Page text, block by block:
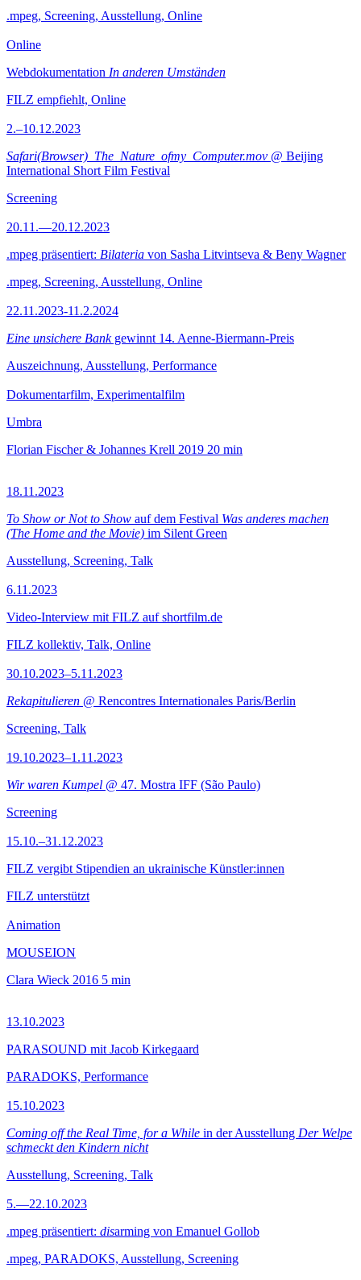
.mpeg, Screening, Ausstellung, Online
Online
Webdokumentation In anderen Umständen
FILZ empfiehlt, Online
2.–10.12.2023
Safari(Browser)_The_Nature_ofmy_Computer.mov @ Beijing
International Short Film Festival
Screening
20.11.—20.12.2023
.mpeg präsentiert: Bilateria von Sasha Litvintseva & Beny Wagner
.mpeg, Screening, Ausstellung, Online
22.11.2023-11.2.2024
Eine unsichere Bankgewinnt 14. Aenne-Biermann-Preis
Auszeichnung, Ausstellung, Performance
Dokumentarfilm, Experimentalfilm
Umbra
Florian Fischer & Johannes Krell 2019 20 min
18.11.2023
To Show or Not to Show auf dem Festival Was anderes machen
(The Home and the Movie) im Silent Green
Ausstellung, Screening, Talk
6.11.2023
Video-Interview mit FILZ auf shortfilm.de
FILZ kollektiv, Talk, Online
30.10.2023–5.11.2023
Rekapitulieren @ Rencontres Internationales Paris/Berlin
Screening, Talk
19.10.2023–1.11.2023
Wir waren Kumpel @ 47. Mostra IFF (São Paulo)
Screening
15.10.–31.12.2023
FILZ vergibt Stipendien an ukrainische Künstler:innen
FILZ unterstützt
Animation
MOUSEION
Clara Wieck 2016 5 min
13.10.2023
PARASOUND mit Jacob Kirkegaard
PARADOKS, Performance
15.10.2023
Coming off the Real Time, for a While in der Ausstellung Der Welpe
schmeckt den Kindern nicht
Ausstellung, Screening, Talk
5.—22.10.2023
.mpeg präsentiert: disarming von Emanuel Gollob
.mpeg, PARADOKS, Ausstellung, Screening